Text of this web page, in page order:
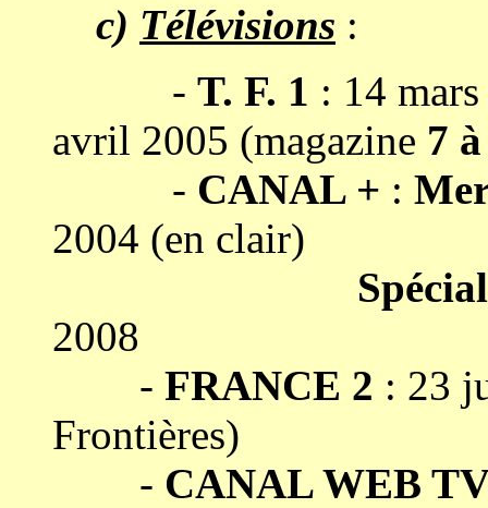
c) Télévisions :
- T. F. 1 : 14
avril 2005 (magazine 7
- CANAL + :
2004 (en clair)
2008
- FRANCE 2 : 23
Frontières)
- CANAL WEB